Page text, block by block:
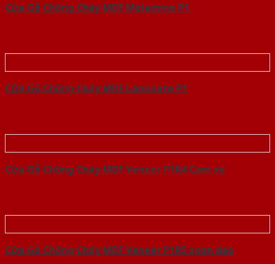
Cửa Gỗ Chống Cháy MDF Melamine P1
Cửa Gỗ Chống Cháy MDF Laminate P1
Cửa Gỗ Chống Cháy MDF Veneer P1R4 Cam xe
Cửa Gỗ Chống Cháy MDF Veneer P1R5 xoan dao